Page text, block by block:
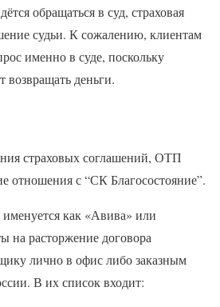
обращаться в суд, страховая
судьи. К сожалению, клиентам
именно в суде, поскольку
возвращать деньги.
страховых соглашений, ОТП
отношения с “СК Благосостояние”.
как «Авива» или
расторжение договора
лично в офис либо заказным
В их список входит: